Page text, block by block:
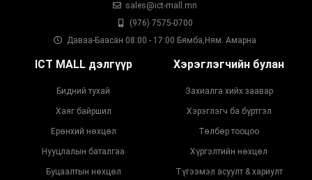
sales@ict-mall.mn
(976) 7575-0700
Даваа-Баасан 08:00 - 17:00 Бямба,Ням: Амарна
ICT MALL дэлгүүр
Бидний тухай
Хаяг байршил
Ерөнхий нөхцөл
Нууцлалын баталгаа
Буцаалтын нөхцөл
Хэрэглэгчийн булан
Захиалга хийх заавар
Хэрэглэгч ба бүртгэл
Төлбөр тооцоо
Хүргэлтийн нөхцөл
Түгээмэл асуулт & хариулт